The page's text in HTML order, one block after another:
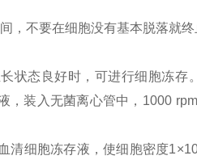
，不要在细胞没有基本脱落就
状态良好时，可进行细胞冻存
，装入无菌离心管中，1000
清细胞冻存液，使细胞密度